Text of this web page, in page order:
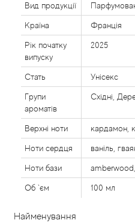
Вид продукції
Країна Франція
Рік початку
випуску
2025
Стать Унісекс
Групи
ароматів
Східні,
Верхні ноти кардамон,
Ноти сердця ваніль,
Ноти бази
Об `єм 100 мл
Найменування
Alaia Paris
Alexander McQueen
Alexandre Barthet
Alexandre J
Alfred Dunhill
Alyson Oldoini